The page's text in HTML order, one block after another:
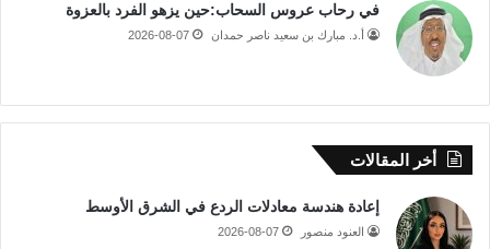
في رحاب عروس السحاب:حين يزهو الفرد بالعزوة
أ.د. مبارك بن سعيد ناصر حمدان 2026-08-07
أخر المقالات
إعادة هندسة معادلات الردع في الشرق الأوسط
العنود منصور 2026-08-07